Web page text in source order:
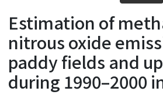
Statistics
Estimation of
nitrous oxide
paddy fields and
during 1990–2000